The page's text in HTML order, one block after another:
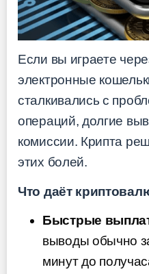
Если вы играете
электронные
сталкивались с
операций, долгие
комиссии. Крипта
этих болей.
Что даёт
Быстрые
выводы обычно
минут до